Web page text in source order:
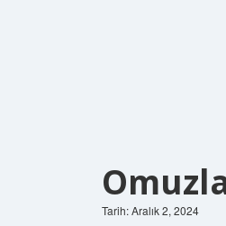
Tarih: Aralık 2, 2024